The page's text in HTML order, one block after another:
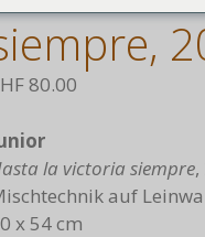
80.00
la victoria siempre
auf
x 54 cm